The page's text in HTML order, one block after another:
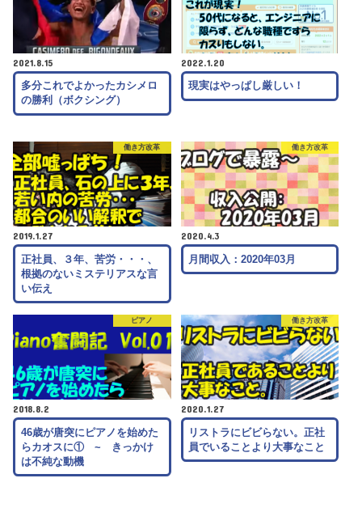
2021.8.15
多分これでよかったカシメロ
の勝利（ボクシング）
2022.1.20
現実はやっぱし厳しい！
働き方改革
2019.1.27
正社員、３年、苦労・・・、
根拠のないミステリアスな言
い伝え
働き方改革
2020.4.3
月間収入：2020年03月
ピアノ
2018.8.2
46歳が唐突にピアノを始めた
らカオスに① ~ きっかけ
は不純な動機
働き方改革
2020.1.27
リストラにビビらない。正社
員でいることより大事なこと